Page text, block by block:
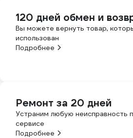
120 дней обмен и
Вы можете вернуть товар,
использован
Подробнее
Ремонт за 20 дней
Устраним любую неисправность
сервисе
Подробнее